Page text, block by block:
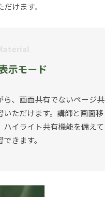
けます。
示モード
、画面共有でないページ共
ただけます。講師と画面移
イライト共有機能を備えて
きます。